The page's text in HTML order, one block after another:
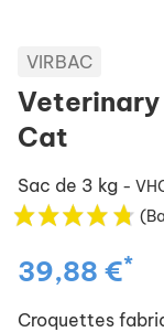
VIRBAC
Veterinary
Cat
Sac de 3 kg -
39,88 €*
Croquettes